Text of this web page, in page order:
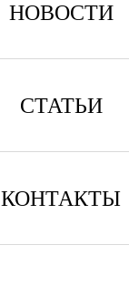
НОВОСТИ
СТАТЬИ
КОНТАКТЫ